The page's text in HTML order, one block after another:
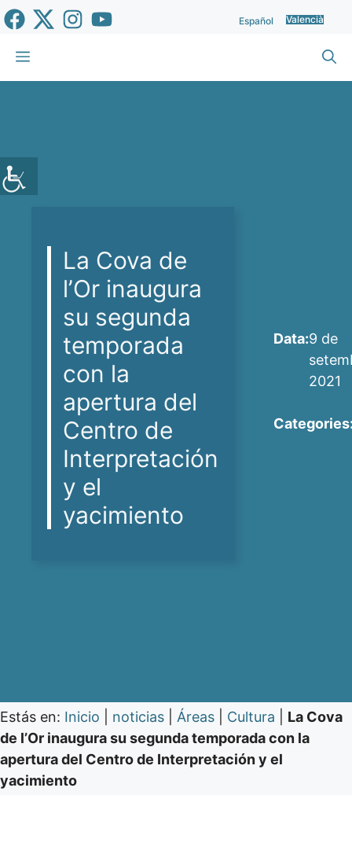
Vés
al
contingut
Español Valencià
Menu
La Cova de
l’Or inaugura
su segunda
temporada
con la
apertura del
Centro de
Interpretación
y el
yacimiento
Data:9 de
2021
Estás en: Inicio noticias Áreas Cultura
La Cova
de l’Or inaugura su segunda temporada con la
apertura del Centro de Interpretación y el
yacimiento